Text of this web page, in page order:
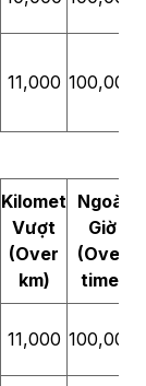
11,000 100,000
Kilomet
Vượt
(Over
km)
Ngoài
Giờ
(Over
time)
11,000 100,000